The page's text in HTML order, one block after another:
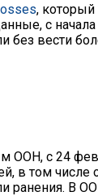
, который
с
без вести
с 24
в том числе
ранения. В